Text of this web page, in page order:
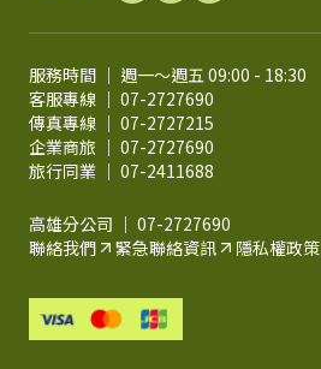
服務時間 ｜ 週一～週五 09:00 - 18:30
客服專線 ｜ 07-2727690
傳真專線 ｜ 07-2727215
企業商旅 ｜ 07-2727690
旅行同業 ｜ 07-2411688
高雄分公司 ｜ 07-2727690
聯絡我們
緊急聯絡資訊 隱私權政策